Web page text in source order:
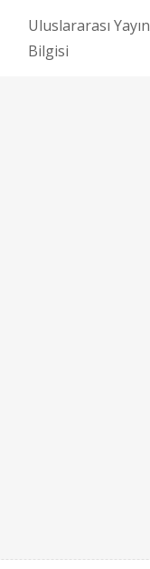
Uluslararası Yayın
Bilgisi